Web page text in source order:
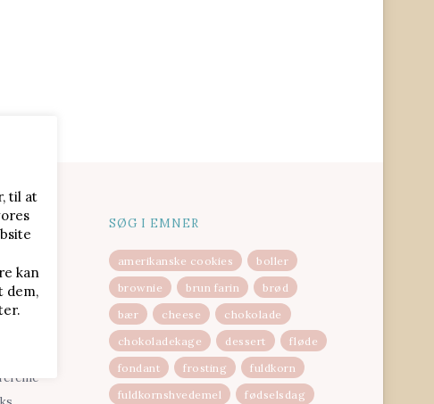
SØG I EMNER
amerikanske cookies
boller
brownie
brun farin
brød
bær
cheese
chokolade
chokoladekage
dessert
fløde
fondant
frosting
fuldkorn
fuldkornshvedemel
fødselsdag
til at
kan
dem,